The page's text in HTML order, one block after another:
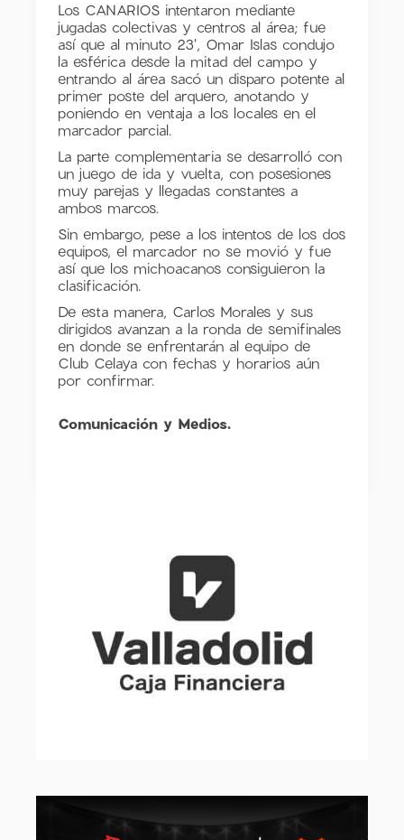
Los CANARIOS intentaron mediante
jugadas colectivas y centros al área; fue
así que al minuto 23', Omar Islas condujo
la esférica desde la mitad del campo y
entrando al área sacó un disparo potente al
primer poste del arquero, anotando y
poniendo en ventaja a los locales en el
marcador parcial.
La parte complementaria se desarrolló con
un juego de ida y vuelta, con posesiones
muy parejas y llegadas constantes a
ambos marcos.
Sin embargo, pese a los intentos de los dos
equipos, el marcador no se movió y fue
así que los michoacanos consiguieron la
clasificación.
De esta manera, Carlos Morales y sus
dirigidos avanzan a la ronda de semifinales
en donde se enfrentarán al equipo de
Club Celaya con fechas y horarios aún
por confirmar.
Comunicación y Medios.